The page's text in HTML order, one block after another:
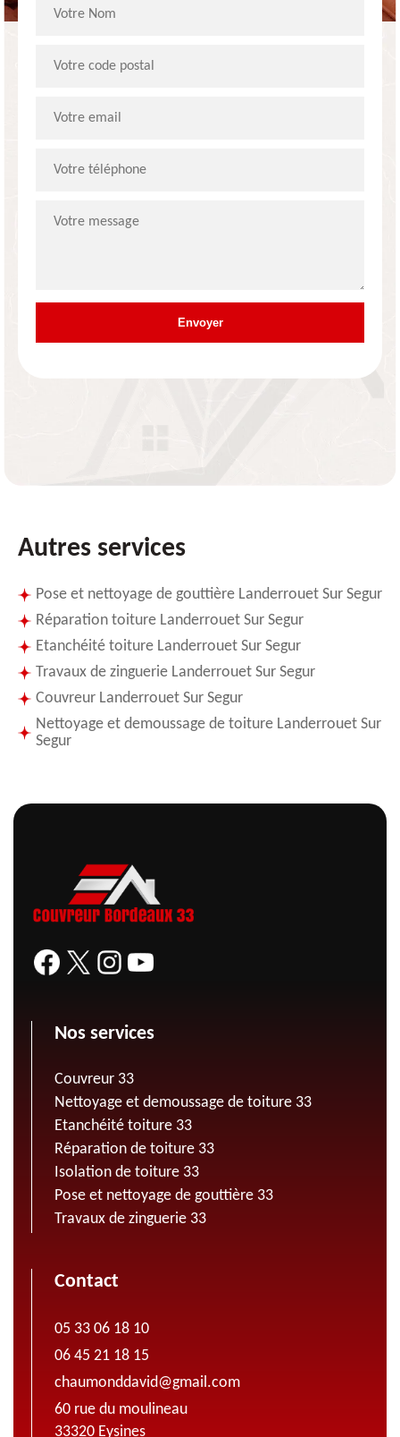
Autres services
Pose et nettoyage de gouttière Landerrouet Sur Segur
Réparation toiture Landerrouet Sur Segur
Etanchéité toiture Landerrouet Sur Segur
Travaux de zinguerie Landerrouet Sur Segur
Couvreur Landerrouet Sur Segur
Nettoyage et demoussage de toiture Landerrouet Sur
Segur
Nos services
Couvreur 33
Nettoyage et demoussage de toiture 33
Etanchéité toiture 33
Réparation de toiture 33
Isolation de toiture 33
Pose et nettoyage de gouttière 33
Travaux de zinguerie 33
Contact
05 33 06 18 10
06 45 21 18 15
chaumonddavid@gmail.com
60 rue du moulineau
33320 Eysines